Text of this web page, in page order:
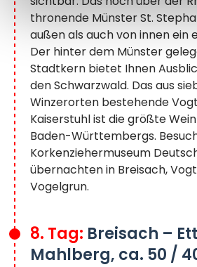
thronende Münster St.
außen als auch von innen ein
Der hinter dem Münster
Stadtkern bietet Ihnen
den Schwarzwald. Das aus
Winzerorten bestehende
Kaiserstuhl ist die größte
Baden-Württembergs.
Korkenziehermuseum
übernachten in Breisach,
Vogelgrun.
8. Tag: Breisach –
Mahlberg, ca. 50 /